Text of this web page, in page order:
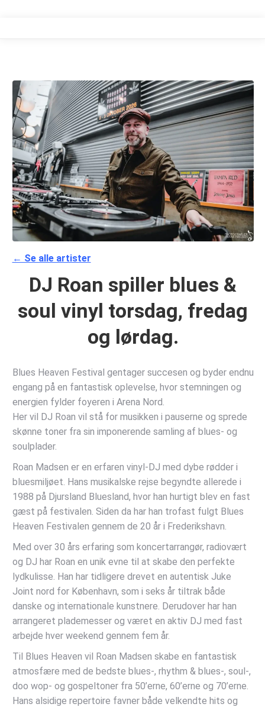
← Se alle artister
DJ Roan spiller blues &
soul vinyl torsdag, fredag
og lørdag.
Blues Heaven Festival gentager succesen og byder endnu
engang på en fantastisk oplevelse, hvor stemningen og
energien fylder foyeren i Arena Nord.
Her vil DJ Roan vil stå for musikken i pauserne og sprede
skønne toner fra sin imponerende samling af blues- og
soulplader.
Roan Madsen er en erfaren vinyl-DJ med dybe rødder i
bluesmiljøet. Hans musikalske rejse begyndte allerede i
1988 på Djursland Bluesland, hvor han hurtigt blev en fast
gæst på festivalen. Siden da har han trofast fulgt Blues
Heaven Festivalen gennem de 20 år i Frederikshavn.
Med over 30 års erfaring som koncertarrangør, radiovært
og DJ har Roan en unik evne til at skabe den perfekte
lydkulisse. Han har tidligere drevet en autentisk Juke
Joint nord for København, som i seks år tiltrak både
danske og internationale kunstnere. Derudover har han
arrangeret plademesser og været en aktiv DJ med fast
arbejde hver weekend gennem fem år.
Til Blues Heaven vil Roan Madsen skabe en fantastisk
atmosfære med de bedste blues-, rhythm & blues-, soul-,
doo wop- og gospeltoner fra 50’erne, 60’erne og 70’erne.
Hans alsidige repertoire favner både velkendte hits og